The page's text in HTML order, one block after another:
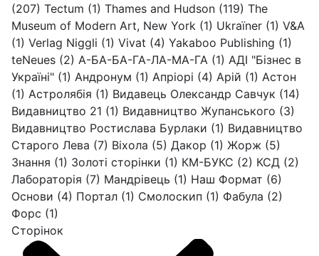
(207) Tectum (1) Thames and Hudson (119) The
Museum of Modern Art, New York (1) Ukraїner (1) V&A
(1) Verlag Niggli (1) Vivat (4) Yakaboo Publishing (1)
teNeues (2) А-БА-БА-ГА-ЛА-МА-ГА (1) АДІ "Бізнес в
Україні" (1) Андронум (1) Апріорі (4) Арій (1) Астон
(1) Астролябія (1) Видавець Олександр Савчук (14)
Видавництво 21 (1) Видавництво Жупанського (3)
Видавництво Ростислава Бурлаки (1) Видавництво
Старого Лева (7) Віхола (5) Дакор (1) Жорж (5)
Знання (1) Золоті сторінки (1) КМ-БУКС (2) КСД (2)
Лабораторія (7) Мандрівець (1) Наш Формат (6)
Основи (4) Портал (1) Смолоскип (1) Фабула (2)
Форс (1)
Сторінок